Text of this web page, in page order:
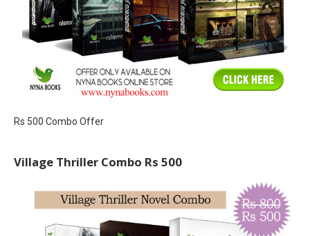
Rs 500 Combo Offer
Village Thriller Combo Rs 500